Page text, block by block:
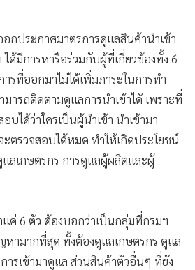
กประกาศมาตรการดูแลสินค้านำเข้า
ได้มีการหารือร่วมกับผู้ที่เกี่ยวข้องทั้ง 6
รที่ออกมาไม่ได้เพิ่มภาระในการทำ
ารถติดตามดูแลการนำเข้าได้ เพราะที่
บได้ว่าใครเป็นผู้นำเข้า นำเข้ามา
ตรวจสอบได้หมด ทำให้เกิดประโยชน์
ลเกษตรกร การดูแลผู้ผลิตและผู้
แค่ 6 ตัว ต้องบอกว่าเป็นกลุ่มที่กรมฯ
ามากที่สุด ทั้งต้องดูแลเกษตรกร ดูแล
ารเข้ามาดูแล ส่วนสินค้าตัวอื่นๆ ที่ยัง